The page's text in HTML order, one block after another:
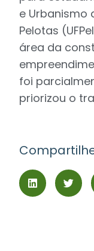
e Urbanismo
Pelotas
área da
foi
priorizou o